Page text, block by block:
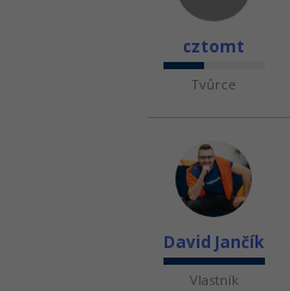
cztomt
Tvůrce
David Jančík
Vlastník